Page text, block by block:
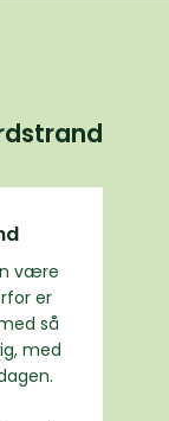
være
er
så
med